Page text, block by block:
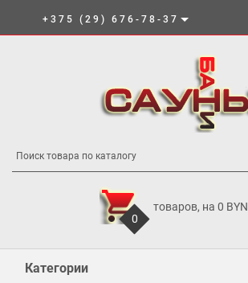
+375 (29) 676-78-37
0
товаров, на 0 BYN
Категории